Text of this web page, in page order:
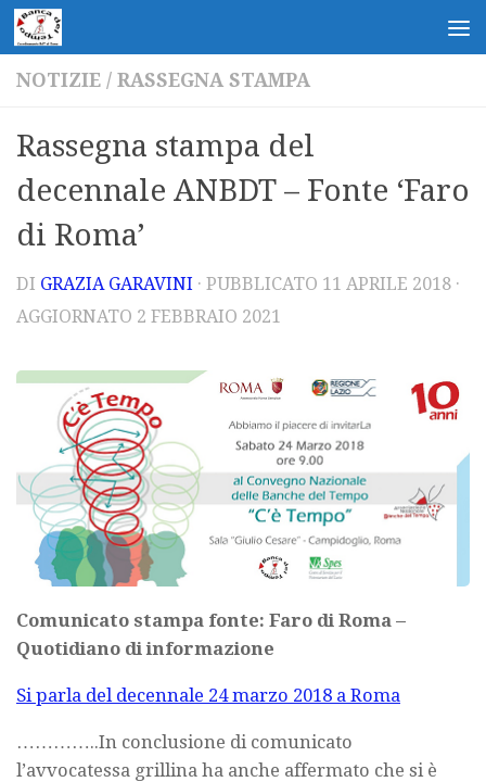
Salta al contenuto
NOTIZIE / RASSEGNA STAMPA
Rassegna stampa del
decennale ANBDT – Fonte ‘Faro
di Roma’
DI GRAZIA GARAVINI · PUBBLICATO 11 APRILE 2018 ·
AGGIORNATO 2 FEBBRAIO 2021
Comunicato stampa fonte: Faro di Roma –
Quotidiano di informazione
Si parla del decennale 24 marzo 2018 a Roma
…………..In conclusione di comunicato
l’avvocatessa grillina ha anche affermato che si è